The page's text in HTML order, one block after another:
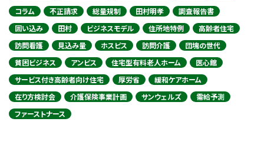
コラム
不正請求 総量規制 田村明孝
調査報告書
囲い込み
田村 ビジネスモデル 住所地特例
高齢者住宅
訪問看護
見込み量 ホスピス 訪問介護
団塊の世代
貧困ビジネス
アンビス 住宅型有料老人ホーム
医心館
サービス付き高齢者向け住宅
厚労省
緩和ケアホーム
在り方検討会
介護保険事業計画 サンウェルズ
需給予測
ファーストナース